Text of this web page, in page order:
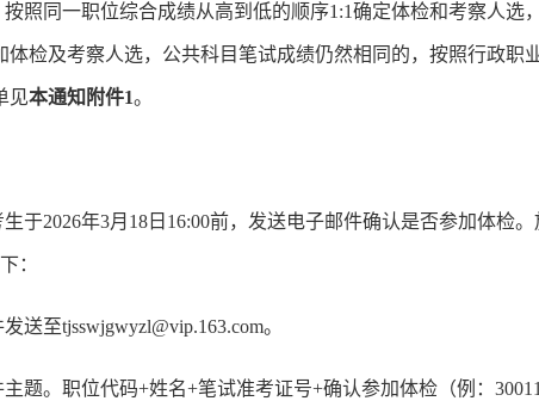
同一职位综合成绩从高到低的顺序1:1确定体检和考察人选
体检及考察人选，公共科目笔试成绩仍然相同的，按照行政职
见本通知附件1。
2026年3月18日16:00前，发送电子邮件确认是否参加体检
：
至tjsswjgwyzl@vip.163.com。
。职位代码+姓名+笔试准考证号+确认参加体检（例：